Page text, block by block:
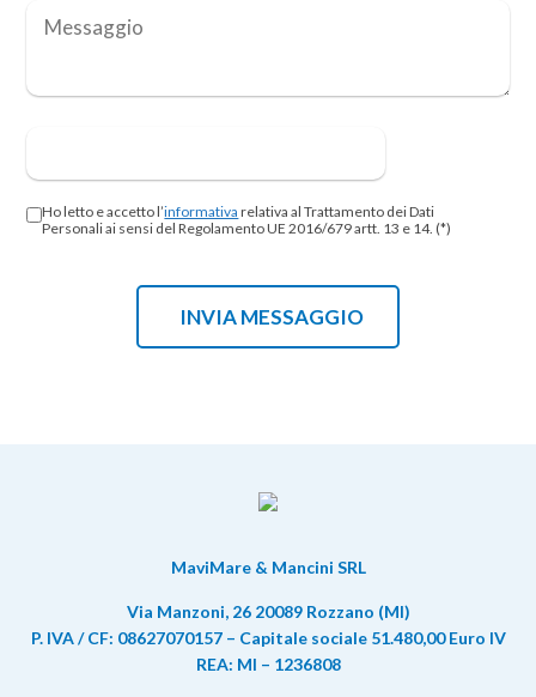
Ho letto e accetto l’informativa relativa al Trattamento dei Dati
Personali ai sensi del Regolamento UE 2016/679 artt. 13 e 14. (*)
MaviMare & Mancini SRL
Via Manzoni, 26 20089 Rozzano (MI)
P. IVA / CF: 08627070157 – Capitale sociale 51.480,00 Euro IV
REA: MI – 1236808